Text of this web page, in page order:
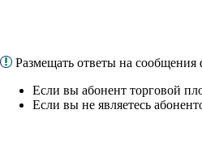
Размещать ответы на
Если вы абонент торговой
Если вы не являетесь